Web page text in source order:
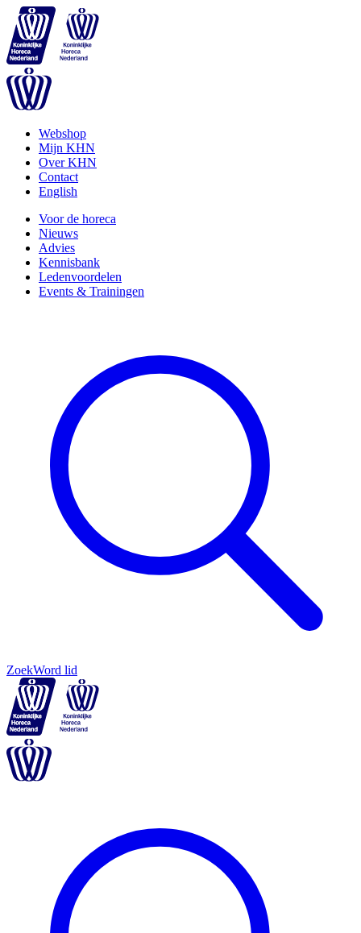
Webshop
Mijn KHN
Over KHN
Contact
English
Voor de horeca
Nieuws
Advies
Kennisbank
Ledenvoordelen
Events & Trainingen
ZoekWord lid